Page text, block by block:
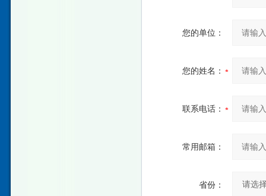
您的单位：
您的姓名：
联系电话：
常用邮箱：
省份：